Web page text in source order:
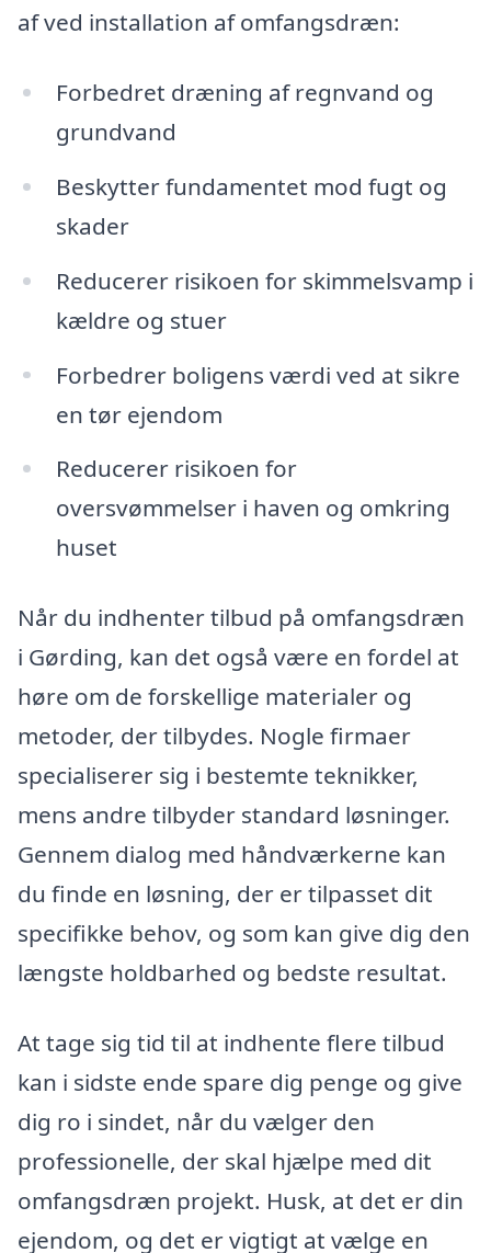
af ved installation af omfangsdræn:
Forbedret dræning af regnvand og
grundvand
Beskytter fundamentet mod fugt og
skader
Reducerer risikoen for skimmelsvamp i
kældre og stuer
Forbedrer boligens værdi ved at sikre
en tør ejendom
Reducerer risikoen for
oversvømmelser i haven og omkring
huset
Når du indhenter tilbud på omfangsdræn
i Gørding, kan det også være en fordel at
høre om de forskellige materialer og
metoder, der tilbydes. Nogle firmaer
specialiserer sig i bestemte teknikker,
mens andre tilbyder standard løsninger.
Gennem dialog med håndværkerne kan
du finde en løsning, der er tilpasset dit
specifikke behov, og som kan give dig den
længste holdbarhed og bedste resultat.
At tage sig tid til at indhente flere tilbud
kan i sidste ende spare dig penge og give
dig ro i sindet, når du vælger den
professionelle, der skal hjælpe med dit
omfangsdræn projekt. Husk, at det er din
ejendom, og det er vigtigt at vælge en